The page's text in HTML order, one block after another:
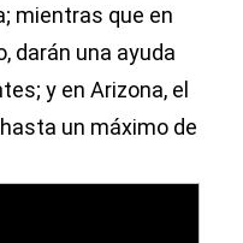
mientras que en
darán una ayuda
y en Arizona, el
un máximo de